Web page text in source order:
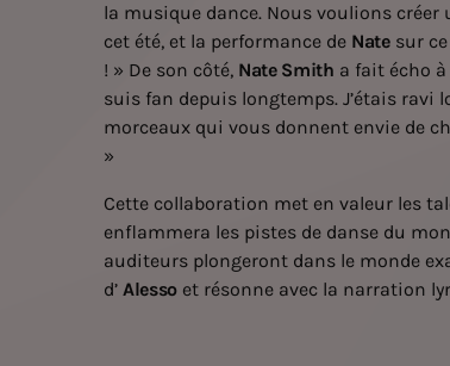
la musique dance. Nous voulions
cet été, et la performance de Natesur ce
! » De son côté, Nate Smith a fait écho
suis fan depuis longtemps. J’étais ravi
morceaux qui vous donnent envie de
»
Cette collaboration met en valeur les
enflammera les pistes de danse du
auditeurs plongeront dans le monde
d’ Alesso et résonne avec la narration